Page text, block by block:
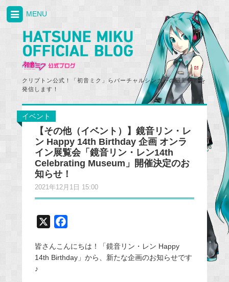
クリプトン公式！「初音ミク」らバーチャルシンガーの最新情報を
発信します！
MENU
イベント
【その他（イベント）】鏡音リン・レ
ン Happy 14th Birthday 企画 オンラ
イン展覧会「鏡音リン・レン14th
Celebrating Museum」開催決定のお
知らせ！
2021年12月1日 15:00
c
e
皆さんこんにちは！「鏡音リン・レン Happy
14th Birthday」から、新たな企画のお知らせです
♪